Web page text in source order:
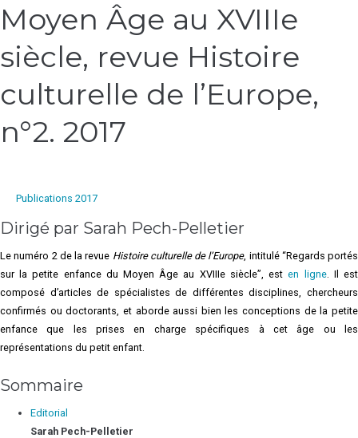
Moyen Âge au XVIIIe
siècle, revue Histoire
culturelle de l’Europe,
n°2. 2017
Publications 2017
Dirigé par Sarah Pech-Pelletier
Le numéro 2 de la revue Histoire culturelle de l’Europe, intitulé “Regards portés
sur la petite enfance du Moyen Âge au XVIIIe siècle”, esten ligne. Il est
composé d’articles de spécialistes de différentes disciplines, chercheurs
confirmés ou doctorants, et aborde aussi bien les conceptions de la petite
enfance que les prises en charge spécifiques à cet âge ou les
représentations du petit enfant.
Sommaire
Editorial
Sarah Pech-Pelletier
petite
enfance
Moyen
au
siècle,
l’Europe,